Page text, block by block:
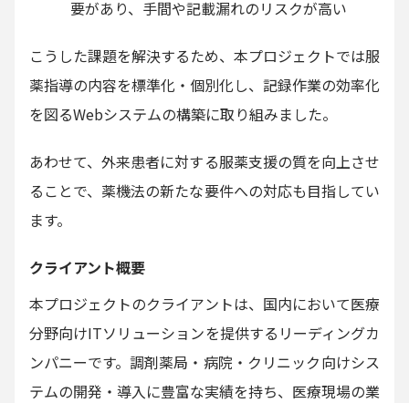
要があり、手間や記載漏れのリスクが高い
こうした課題を解決するため、本プロジェクトでは服
薬指導の内容を標準化・個別化し、記録作業の効率化
を図るWebシステムの構築に取り組みました。
あわせて、外来患者に対する服薬支援の質を向上させ
ることで、薬機法の新たな要件への対応も目指してい
ます。
クライアント概要
本プロジェクトのクライアントは、国内において医療
分野向けITソリューションを提供するリーディングカ
ンパニーです。調剤薬局・病院・クリニック向けシス
テムの開発・導入に豊富な実績を持ち、医療現場の業